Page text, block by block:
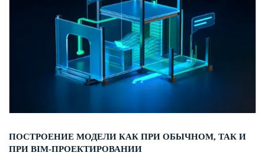
ПОСТРОЕНИЕ МОДЕЛИ КАК ПРИ ОБЫЧНОМ, ТАК И
ПРИ BIM-ПРОЕКТИРОВАНИИ